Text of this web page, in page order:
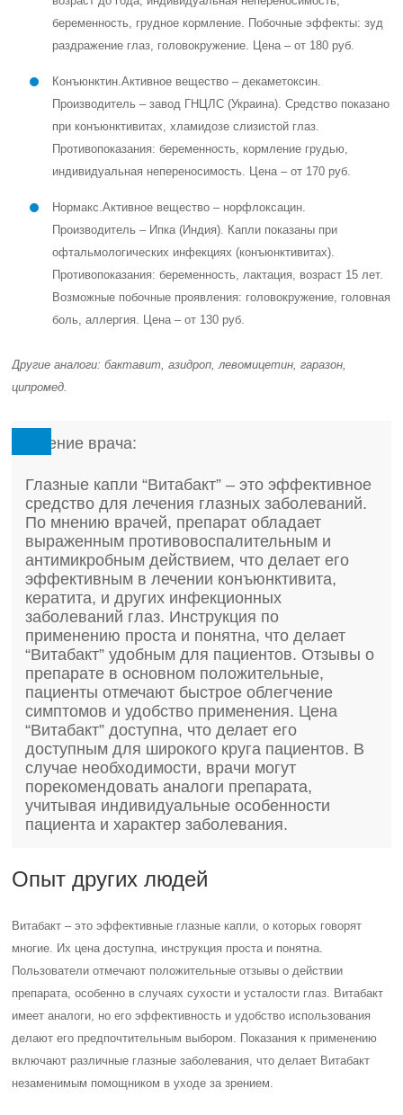
беременность, грудное кормление. Побочные эффекты: зуд
раздражение глаз, головокружение. Цена – от 180 руб.
Конъюнктин.Активное вещество – декаметоксин.
Производитель – завод ГНЦЛС (Украина). Средство показано
при конъюнктивитах, хламидозе слизистой глаз.
Противопоказания: беременность, кормление грудью,
индивидуальная непереносимость. Цена – от 170 руб.
Нормакс.Активное вещество – норфлоксацин.
Производитель – Ипка (Индия). Капли показаны при
офтальмологических инфекциях (конъюнктивитах).
Противопоказания: беременность, лактация, возраст 15 лет.
Возможные побочные проявления: головокружение, головная
боль, аллергия. Цена – от 130 руб.
Другие аналоги:бактавит, азидроп, левомицетин, гаразон,
ципромед.
Мнение врача:
Глазные капли “Витабакт” – это эффективное
средство для лечения глазных заболеваний.
По мнению врачей, препарат обладает
выраженным противовоспалительным и
антимикробным действием, что делает его
эффективным в лечении конъюнктивита,
кератита, и других инфекционных
заболеваний глаз. Инструкция по
применению проста и понятна, что делает
“Витабакт” удобным для пациентов. Отзывы о
препарате в основном положительные,
пациенты отмечают быстрое облегчение
симптомов и удобство применения. Цена
“Витабакт” доступна, что делает его
доступным для широкого круга пациентов. В
случае необходимости, врачи могут
порекомендовать аналоги препарата,
учитывая индивидуальные особенности
пациента и характер заболевания.
Опыт других людей
Витабакт – это эффективные глазные капли, о которых говорят
многие. Их цена доступна, инструкция проста и понятна.
Пользователи отмечают положительные отзывы о действии
препарата, особенно в случаях сухости и усталости глаз. Витабакт
имеет аналоги, но его эффективность и удобство использования
делают его предпочтительным выбором. Показания к применению
включают различные глазные заболевания, что делает Витабакт
незаменимым помощником в уходе за зрением.